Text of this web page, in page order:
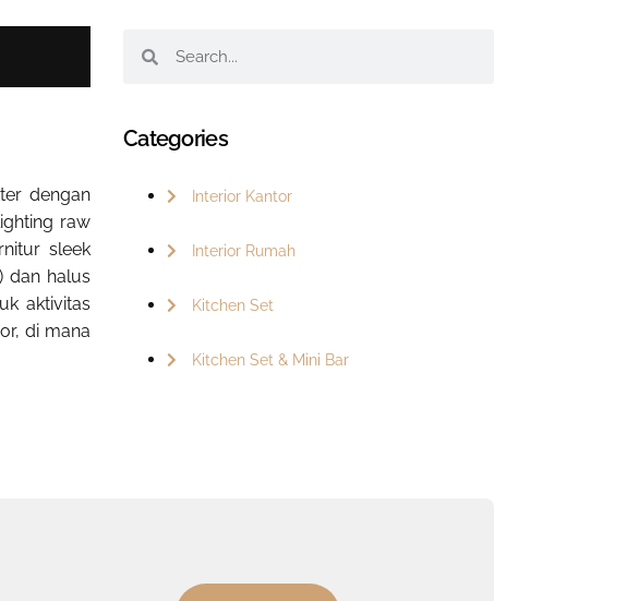
dengan
raw
sleek
dan halus
aktivitas
di mana
Categories
Interior Kantor
Interior Rumah
Kitchen Set
Kitchen Set & Mini Bar